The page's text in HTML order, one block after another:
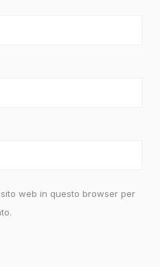
web in questo browser per